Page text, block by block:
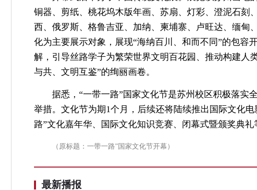
铜器、剪纸、桃花坞木版年画、苏扇、灯彩、澄泥石刻
西、俄罗斯、格鲁吉亚、加纳、柬埔寨、卢旺达、缅甸
化为主要展示对象，展现“海纳百川、和而不同”的包容
解，引导丝路学子为繁荣世界文明百花园、推动构建人
与共、文明互鉴”的绚丽画卷。
据悉，“一带一路”国家文化节是苏州校区积极落实
举措。文化节为期1个月，后续还将陆续推出国际文化
路”文化嘉年华、国际文化知识竞赛、闭幕式暨颁奖典
（原标题：一带一路”国家文化节开幕）
最新播报